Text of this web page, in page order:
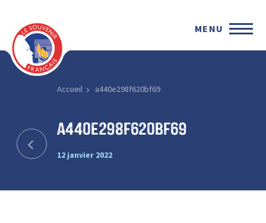
MENU
Accueil a440e298f620bf69
a440e298f620bf69
12 janvier 2022